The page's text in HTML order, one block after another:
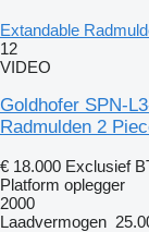
Extandable
12
VIDEO
Goldhofer SPN-
Radmulden 2
€ 18.000 Exclusief
Platform oplegger
2000
Laadvermogen